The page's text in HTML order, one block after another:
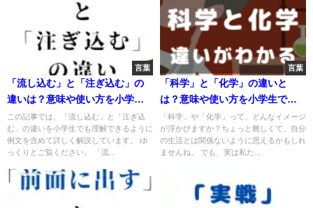
言葉
「流し込む」と「注ぎ込む」の
違いは？意味や使い方を小学生
でも理解できる例文で解説！
この記事では、「流し込む」と「注ぎ込
む」の違いを小学生でも理解できるように
例文を含めて詳しく解説しています。 ゆ
っくりとご覧ください。 「流...
言葉
「科学」と「化学」の違いと
は？意味や使い方を小学生でも
理解できる10の実例で解説
「科学」や「化学」って、どんなイメージ
が浮かびますか？ちょっと難しくて、自分
の生活とは関係ないように思えるかもしれ
ませんね。 でも、実は私た...